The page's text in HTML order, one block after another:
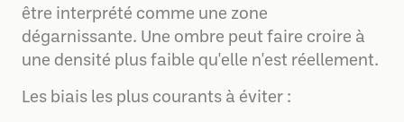
être interprété comme une zone
dégarnissante. Une ombre peut faire croire à
une densité plus faible qu'elle n'est réellement.
Les biais les plus courants à éviter :